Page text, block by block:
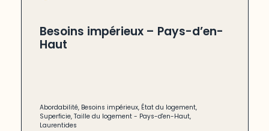
Besoins impérieux – Pays-d’en-
Haut
Abordabilité, Besoins impérieux, État du logement,
Superficie,Taille du logement - Pays-d'en-Haut,
Laurentides